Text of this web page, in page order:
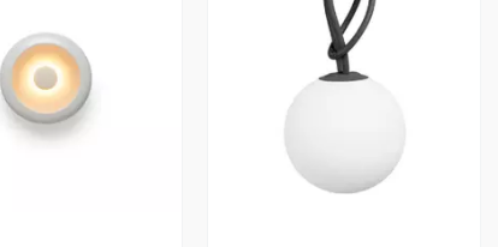
Vista Previa